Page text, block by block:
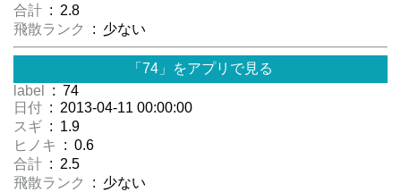
合計 : 2.8
飛散ランク
: 少ない
「74」をアプリで見る
label
: 74
日付 : 2013-04-11 00:00:00
スギ : 1.9
ヒノキ
: 0.6
合計 : 2.5
飛散ランク
: 少ない